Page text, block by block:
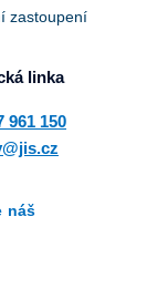
zastoupení
linka
961 150
náš